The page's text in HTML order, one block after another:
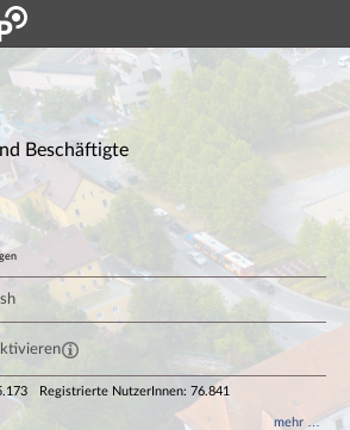
Hauptnavigation
Login
Login
Fußzeile
Beschäftigte
Registrierte NutzerInnen: 76.841
mehr …